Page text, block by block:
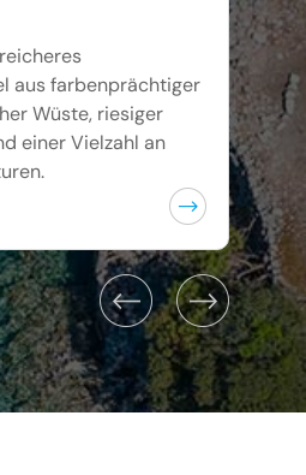
aus farbenprächtiger
Wüste, riesiger
einer Vielzahl an